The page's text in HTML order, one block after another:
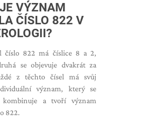
VÝZNAM
ČÍSLO 822 V
číslo 822 má číslice 8 a 2,
se objevuje dvakrát za
z těchto čísel má svůj
význam, který se
kombinuje a tvoří význam
822.